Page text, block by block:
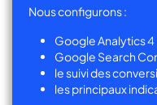
Nous configurons :
Google Analytics 4
Google Search
le suivi des
les principaux